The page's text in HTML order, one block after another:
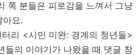
쪽 분들은 피로감을 느껴서 그냥
아요.
리 <시민 미완: 경계의 청년들>
들의 이야기가 나왔을 때 댓글 창